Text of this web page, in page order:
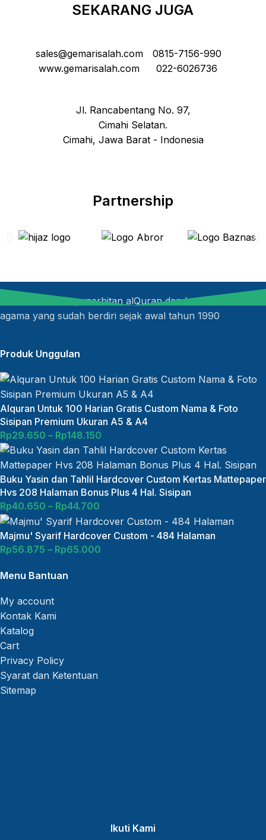
SEKARANG JUGA
sales@gemarisalah.com
www.gemarisalah.com
0815-7156-990
022-6026736
Jl. Rancabentang No. 97,
Cimahi Selatan.
Cimahi, Jawa Barat - Indonesia
Partnership
Percetakan dan penerbitan alQuran dan buku buku
agama yang sudah berdiri sejak awal tahun 1990
Produk Unggulan
Alquran Untuk 100 Harian Gratis Custom Nama & Foto
Sisipan Premium Ukuran A5 & A4
Rp29.650 – Rp148.150
Buku Yasin dan Tahlil Hardcover Custom Kertas Mattepaper
Hvs 208 Halaman Bonus Plus 4 Hal. Sisipan
Rp40.650 – Rp44.700
Majmu' Syarif Hardcover Custom - 484 Halaman
Rp56.875 – Rp65.000
Menu Bantuan
My account
Kontak Kami
Katalog
Cart
Privacy Policy
Syarat dan Ketentuan
Sitemap
Ikuti Kami